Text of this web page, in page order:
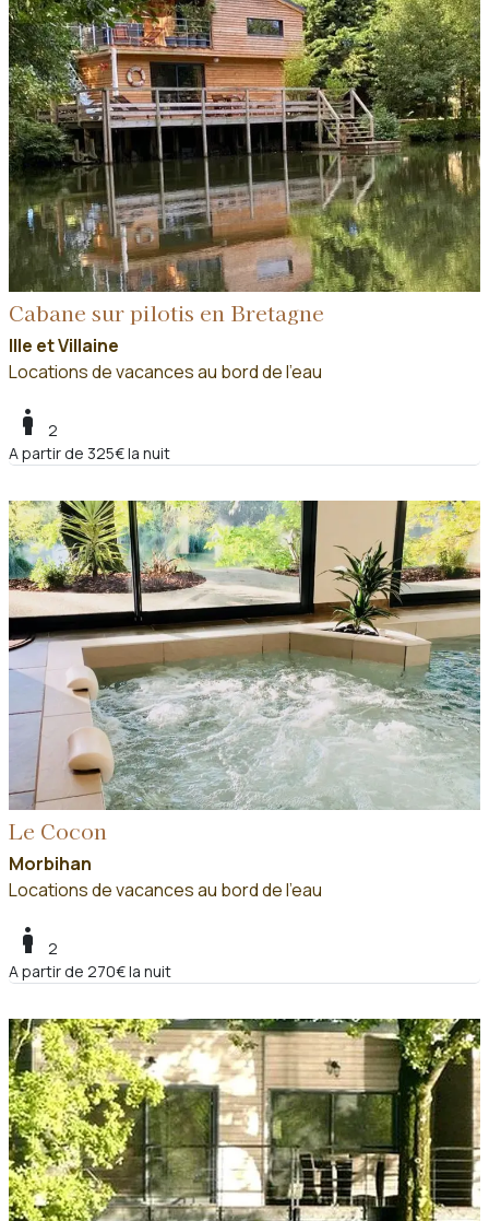
Cabane sur pilotis en Bretagne
Ille et Villaine
Locations de vacances au bord de l'eau
boy
2
A partir de 325€ la nuit
Le Cocon
Morbihan
Locations de vacances au bord de l'eau
boy
2
A partir de 270€ la nuit